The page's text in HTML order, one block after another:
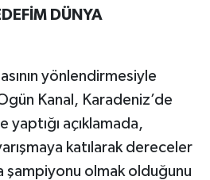
DÜNYA
yönlendirmesiyle
Kanal, Karadeniz’de
açıklamada,
katılarak dereceler
şampiyonu olmak olduğunu